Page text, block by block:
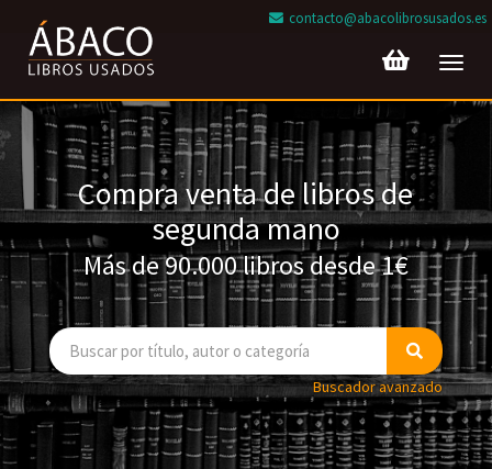
contacto@abacolibrosusados.es
Compra venta de libros de
segunda mano
Más de 90.000 libros desde 1€
Buscador avanzado